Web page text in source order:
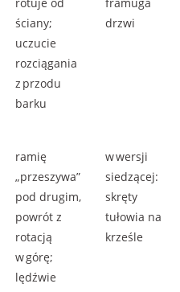
ściany;
uczucie
rozciągania
z przodu
barku
drzwi
ramię
„przeszywa”
pod drugim,
powrót z
rotacją
w górę;
lędźwie
w wersji
siedzącej:
skręty
tułowia na
krześle